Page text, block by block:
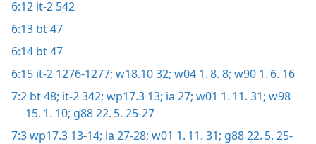
6:12 it-2 542
6:13 bt 47
6:14 bt 47
6:15 it-2 1276-1277; w18.10 32; w04 1. 8. 8; w90 1. 6. 16
7:2 bt 48; it-2 342; wp17.3 13; ia 27; w01 1. 11. 31; w98
15. 1. 10; g88 22. 5. 25-27
7:3wp17.3 13-14; ia 27-28; w01 1. 11. 31; g88 22. 5. 25-